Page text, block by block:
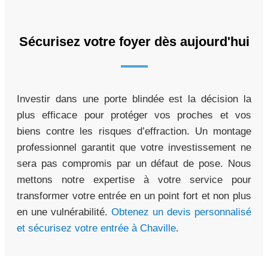
Sécurisez votre foyer dès aujourd'hui
Investir dans une porte blindée est la décision la
plus efficace pour protéger vos proches et vos
biens contre les risques d’effraction. Un montage
professionnel garantit que votre investissement ne
sera pas compromis par un défaut de pose. Nous
mettons notre expertise à votre service pour
transformer votre entrée en un point fort et non plus
en une vulnérabilité. Obtenez un devis personnalisé
et sécurisez votre entrée à Chaville.